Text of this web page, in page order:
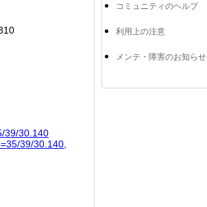
39/30.140
=35/39/30.140,
コミュニティのヘルプ
利用上の注意
メンテ・障害のお知らせ